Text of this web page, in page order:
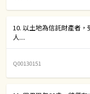
10. 以土地為信託財產者
人....
Q00130151